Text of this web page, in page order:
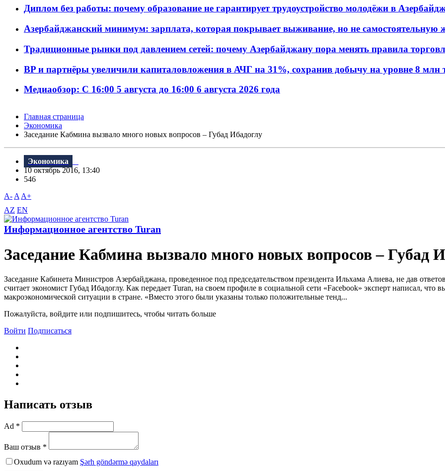
Диплом без работы: почему образование не гарантирует трудоустройство молодёжи в
Азербайджанский минимум: зарплата, которая покрывает выживание, но не самостоятельную
Традиционные рынки под давлением сетей: почему Азербайджану пора менять правила
BP и партнёры увеличили капиталовложения в АЧГ на 31%, сохранив добычу на уровне 8 млн
Медиаобзор: С 16:00 5 августа до 16:00 6 августа 2026 года
Главная страница
Экономика
Заседание Кабмина вызвало много новых вопросов – Губад Ибадоглу
Экономика
10 октябрь 2016, 13:40
546
A- A A+
AZ EN
Информационное агентство Turan
Заседание Кабмина вызвало много новых вопросов – Губад
Заседание Кабинета Министров Азербайджана, проведенное под председательством президента Ильхама Алиева, не дав
считает экономист Губад Ибадоглу. Как передает Turan, на своем профиле в социальной сети «Facebook» эксперт написал,
макроэкономической ситуации в стране. «Вместо этого были указаны только положительные тенд...
Пожалуйста, войдите или подпишитесь, чтобы читать больше
Войти Подписаться
Написать отзыв
Ad *
Ваш отзыв *
Oxudum və razıyam Şərh göndərmə qaydaları